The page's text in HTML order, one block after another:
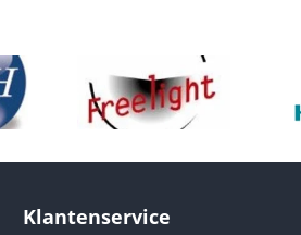
Klantenservice